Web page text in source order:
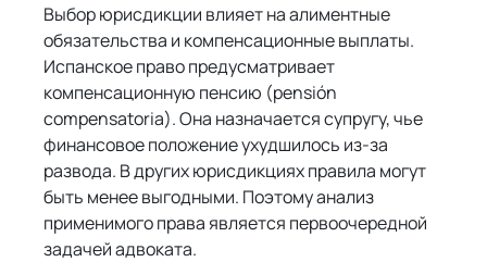
Выбор юрисдикции влияет на алиментные
обязательства и компенсационные выплаты.
Испанское право предусматривает
компенсационную пенсию (pensión
compensatoria). Она назначается супругу, чье
финансовое положение ухудшилось из-за
развода. В других юрисдикциях правила могут
быть менее выгодными. Поэтому анализ
применимого права является первоочередной
задачей адвоката.